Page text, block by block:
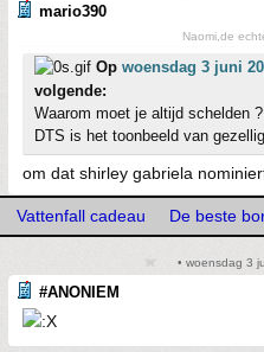
mario390
Naomi,de
Op woensdag 3 juni
volgende:
Waarom moet je altijd schelden ?
DTS is het toonbeeld van
om dat shirley gabriela
Vattenfall cadeau De beste
• woensdag 3
#ANONIEM